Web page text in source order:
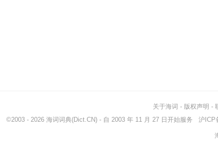
关于海词 - 版权声明 -
©2003 - 2026 海词词典(Dict.CN) - 自 2003 年 11 月 27 日开始服务 沪ICP